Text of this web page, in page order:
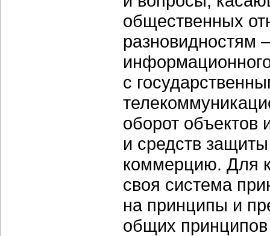
общественных
с
оборот объектов
и средств
коммерцию. Для
своя система
на принципы и
общих